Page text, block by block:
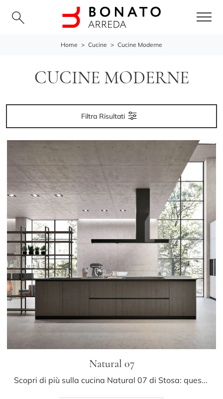
Home > Cucine > Cucine Moderne
CUCINE MODERNE
Filtra Risultati
Natural 07
Scopri di più sulla cucina Natural 07 di Stosa: questa soluzione in laccato opaco sarà la scelta ideale per te!